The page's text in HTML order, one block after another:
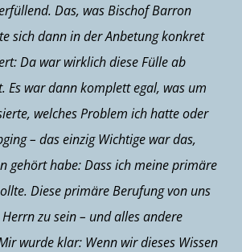
Das, was Bischof Barron
sich dann in der Anbetung konkret
Da war wirklich diese Fülle ab
Es war dann komplett egal, was um
welches Problem ich hatte oder
– das einzig Wichtige war das,
gehört habe: Dass ich meine primäre
Diese primäre Berufung von uns
zu sein – und alles andere
wurde klar: Wenn wir dieses Wissen